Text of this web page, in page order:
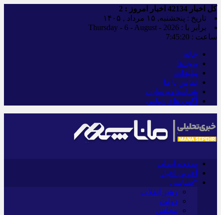
کل اخبار اخبار امروز : 2
تاریخ : پنجشنبه, ۱۵ مرداد , ۱۴۰۵
برابر با : Thursday - 6 - August - 2026
ساعت : 7:45:21
خانه
پیوندها
تبلیغات
تماس با ما
شناسنامه سایت
آگهی های دولتی
صفحه اصلی
آخرین اخبار
*سیاسی
رهبر انقلاب
دولت
مجلس